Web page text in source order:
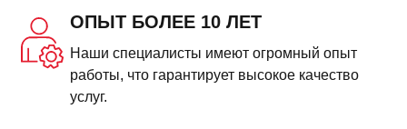
ОПЫТ БОЛЕЕ 10 ЛЕТ
Наши специалисты имеют огромный опыт
работы, что гарантирует высокое качество
услуг.